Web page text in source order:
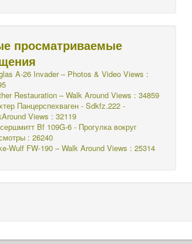
просматриваемые
A-26 Invader – Photos & Video Views :
Restauration – Walk Around Views : 34859
Панцерспехваген - Sdkfz.222 -
Views : 32119
Bf 109G-6 - Прогулка вокруг
: 26240
Wulf FW-190 – Walk Around Views : 25314